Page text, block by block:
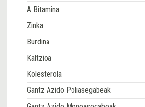
A Bitamina
Zinka
Burdina
Kaltzioa
Kolesterola
Gantz Azido Poliasegabeak